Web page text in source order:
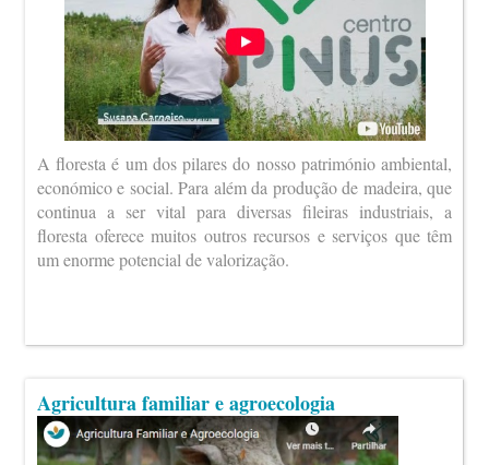
A floresta é um dos pilares do nosso património ambiental,
económico e social. Para além da produção de madeira, que
continua a ser vital para diversas fileiras industriais, a
floresta oferece muitos outros recursos e serviços que têm
um enorme potencial de valorização.
Agricultura familiar e agroecologia